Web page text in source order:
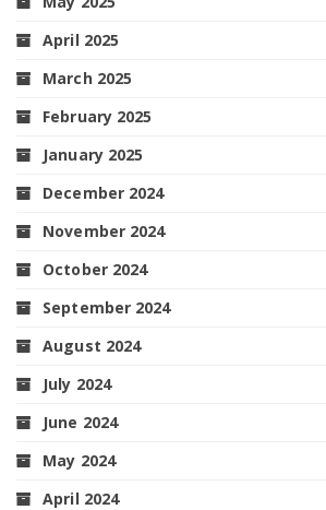
April 2025
March 2025
February 2025
January 2025
December 2024
November 2024
October 2024
September 2024
August 2024
July 2024
June 2024
May 2024
April 2024